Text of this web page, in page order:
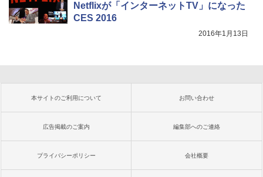
Netflixが「インターネットTV」になった
CES 2016
2016年1月13日
本サイトのご利用について お問い合わせ
広告掲載のご案内 編集部へのご連絡
プライバシーポリシー 会社概要